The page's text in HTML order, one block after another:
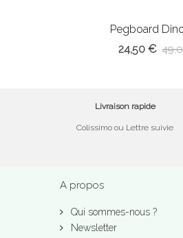
Pegboard
24,50 €
Livraison rapide
Colissimo ou Lettre suivie
A propos
Qui sommes-nous ?
Newsletter